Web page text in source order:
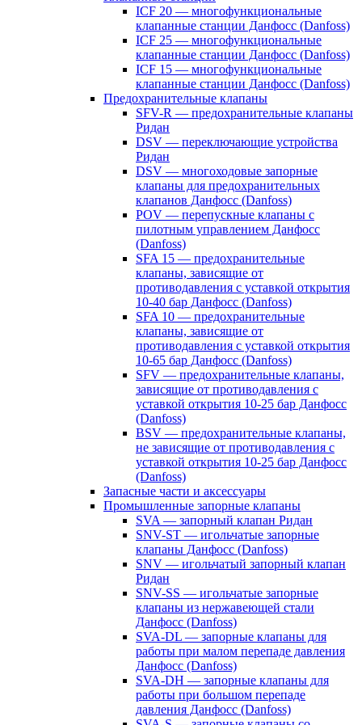
ICF 20 — многофункциональные
клапанные станции Данфосс (Danfoss)
ICF 25 — многофункциональные
клапанные станции Данфосс (Danfoss)
ICF 15 — многофункциональные
клапанные станции Данфосс (Danfoss)
Предохранительные клапаны
SFV-R — предохранительные клапаны
Ридан
DSV — переключающие устройства
Ридан
DSV — многоходовые запорные
клапаны для предохранительных
клапанов Данфосс (Danfoss)
POV — перепускные клапаны с
пилотным управлением Данфосс
(Danfoss)
SFA 15 — предохранительные
клапаны, зависящие от
противодавления с уставкой открытия
10-40 бар Данфосс (Danfoss)
SFA 10 — предохранительные
клапаны, зависящие от
противодавления с уставкой открытия
10-65 бар Данфосс (Danfoss)
SFV — предохранительные клапаны,
зависящие от противодавления с
уставкой открытия 10-25 бар Данфосс
(Danfoss)
BSV — предохранительные клапаны,
не зависящие от противодавления с
уставкой открытия 10-25 бар Данфосс
(Danfoss)
Запасные части и аксессуары
Промышленные запорные клапаны
SVA — запорный клапан Ридан
SNV-ST — игольчатые запорные
клапаны Данфосс (Danfoss)
SNV — игольчатый запорный клапан
Ридан
SNV-SS — игольчатые запорные
клапаны из нержавеющей стали
Данфосс (Danfoss)
SVA-DL — запорные клапаны для
работы при малом перепаде давления
Данфосс (Danfoss)
SVA-DH — запорные клапаны для
работы при большом перепаде
давления Данфосс (Danfoss)